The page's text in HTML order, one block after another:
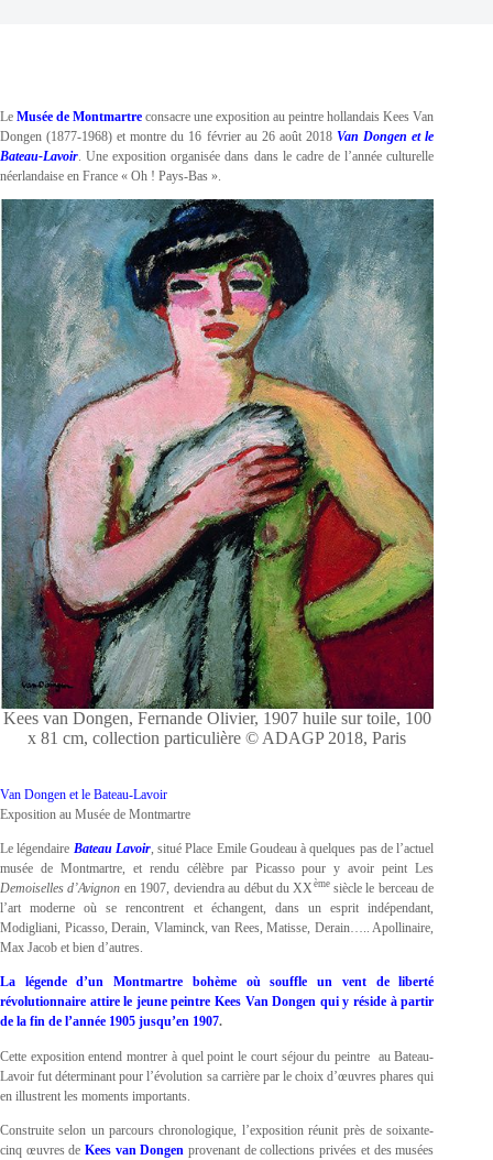
LeMusée de Montmartre consacre une exposition au peintre hollandais Kees Van
Dongen (1877-1968) et montre du 16 février au 26 août 2018 Van Dongen et le
Bateau-Lavoir. Une exposition organisée dans dans le cadre de l’année culturelle
néerlandaise en France « Oh ! Pays-Bas ».
Kees van Dongen, Fernande Olivier, 1907 huile sur toile, 100
x 81 cm, collection particulière © ADAGP 2018, Paris
Van Dongen et le Bateau-Lavoir
Exposition au Musée de Montmartre
Le légendaire Bateau Lavoir, situé Place Emile Goudeau à quelques pas de l’actuel
musée de Montmartre, et rendu célèbre par Picasso pour y avoir peint Les
Demoiselles d’Avignon en 1907, deviendra au début du XXèmesiècle le berceau de
l’art moderne où se rencontrent et échangent, dans un esprit indépendant,
Modigliani, Picasso, Derain, Vlaminck, van Rees, Matisse, Derain….. Apollinaire,
Max Jacob et bien d’autres.
La légende d’un Montmartre bohème où souffle un vent de liberté
révolutionnaire attire le jeune peintre Kees Van Dongen qui y réside à partir
de la fin de l’année 1905 jusqu’en 1907.
Cette exposition entend montrer à quel point le court séjour du peintre au Bateau-
Lavoir fut déterminant pour l’évolution sa carrière par le choix d’œuvres phares qui
en illustrent les moments importants.
Construite selon un parcours chronologique, l’exposition réunit près de soixante-
cinq œuvres deKees van Dongen provenant de collections privées et des musées